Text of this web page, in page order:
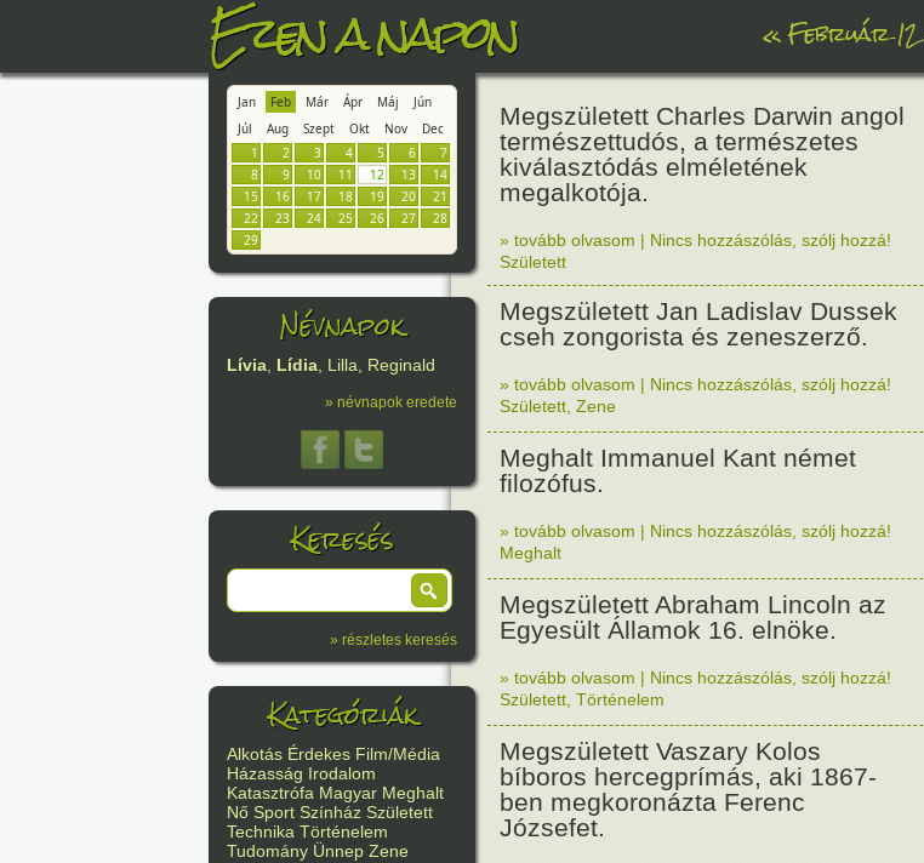
Ezen a napon «Február 12
Jan Feb Már Ápr Máj
Jún
Júl
Aug Szept Okt Nov
Dec
1
2 3 4 5 6
7
8
9 10 11 12 13
14
15
16 17 18 19 20
21
22
23 24 25 26 27
28
29
Névnapok
Lívia, Lídia, Lilla, Reginald
» névnapok eredete
Keresés
» részletes keresés
Kategóriák
Alkotás Érdekes Film/Média
Házasság Irodalom
Katasztrófa Magyar Meghalt
Nő Sport Színház Született
Technika Történelem
Tudomány Ünnep Zene
Megszületett Charles Darwin angol
természettudós, a természetes
kiválasztódás elméletének
megalkotója.
» tovább olvasom | Nincs hozzászólás, szólj hozzá!
Született
Megszületett Jan Ladislav Dussek
cseh zongorista és zeneszerző.
» tovább olvasom | Nincs hozzászólás, szólj hozzá!
Született Zene
Meghalt Immanuel Kant német
filozófus.
» tovább olvasom | Nincs hozzászólás, szólj hozzá!
Meghalt
Megszületett Abraham Lincoln az
Egyesült Államok 16. elnöke.
» tovább olvasom | Nincs hozzászólás, szólj hozzá!
Született Történelem
Megszületett Vaszary Kolos
bíboros hercegprímás, aki 1867-
ben megkoronázta Ferenc
Józsefet.